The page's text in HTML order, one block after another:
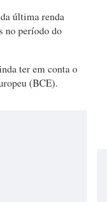
última renda
no período do
ter em conta o
(BCE).